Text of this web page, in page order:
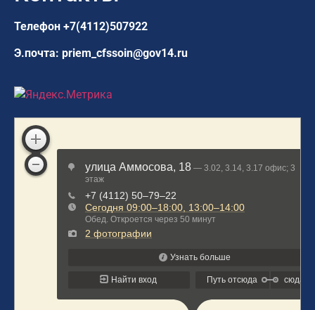
Телефон +7(4112)507922
Э.почта: priem_cfssoin@gov14.ru